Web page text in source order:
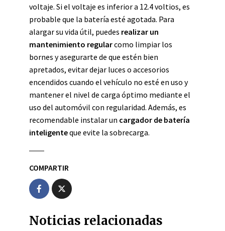
voltaje. Si el voltaje es inferior a 12.4 voltios, es
probable que la batería esté agotada. Para
alargar su vida útil, puedes realizar un
mantenimiento regularcomo limpiar los
bornes y asegurarte de que estén bien
apretados, evitar dejar luces o accesorios
encendidos cuando el vehículo no esté en uso y
mantener el nivel de carga óptimo mediante el
uso del automóvil con regularidad. Además, es
recomendable instalar un cargador de batería
inteligenteque evite la sobrecarga.
COMPARTIR
Noticias relacionadas